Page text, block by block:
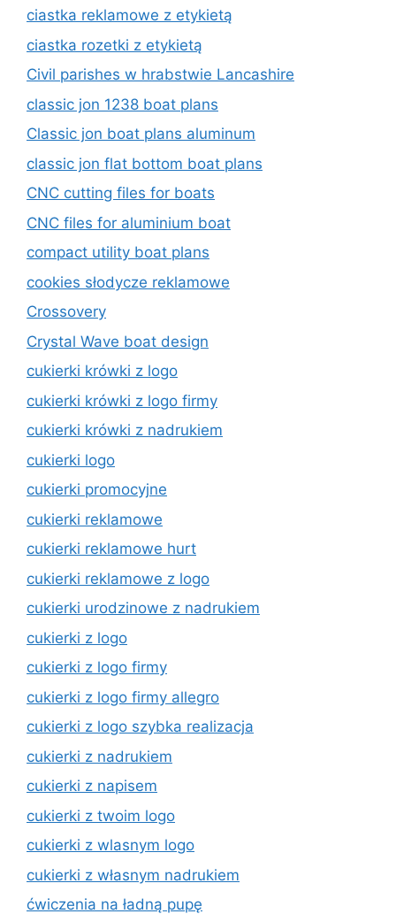
ciastka reklamowe z etykietą
ciastka rozetki z etykietą
Civil parishes w hrabstwie Lancashire
classic jon 1238 boat plans
Classic jon boat plans aluminum
classic jon flat bottom boat plans
CNC cutting files for boats
CNC files for aluminium boat
compact utility boat plans
cookies słodycze reklamowe
Crossovery
Crystal Wave boat design
cukierki krówki z logo
cukierki krówki z logo firmy
cukierki krówki z nadrukiem
cukierki logo
cukierki promocyjne
cukierki reklamowe
cukierki reklamowe hurt
cukierki reklamowe z logo
cukierki urodzinowe z nadrukiem
cukierki z logo
cukierki z logo firmy
cukierki z logo firmy allegro
cukierki z logo szybka realizacja
cukierki z nadrukiem
cukierki z napisem
cukierki z twoim logo
cukierki z wlasnym logo
cukierki z własnym nadrukiem
ćwiczenia na ładną pupę